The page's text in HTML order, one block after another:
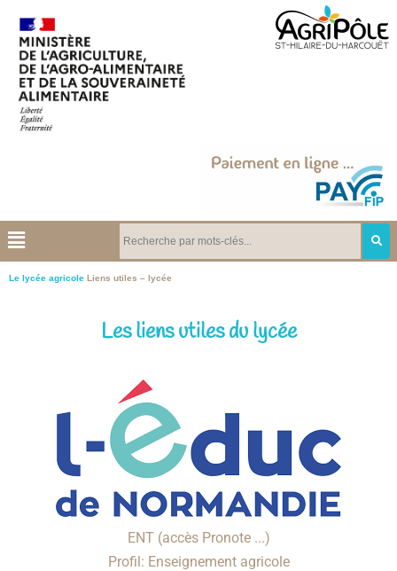
Le lycée agricole Liens utiles – lycée
Les liens utiles du lycée
ENT (accès Pronote ...)
Profil: Enseignement agricole